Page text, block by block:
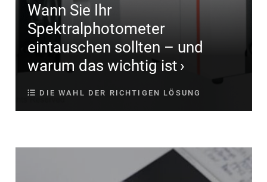
Wann Sie Ihr
Spektralphotometer
eintauschen sollten – und
warum das wichtig ist
DIE WAHL DER RICHTIGEN LÖSUNG